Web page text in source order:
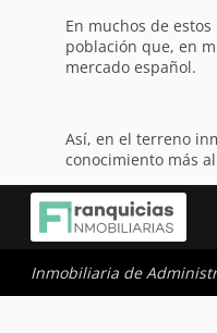
En muchos de
población que, en
mercado español.
Así, en el terreno
conocimiento más
Inmobiliaria de